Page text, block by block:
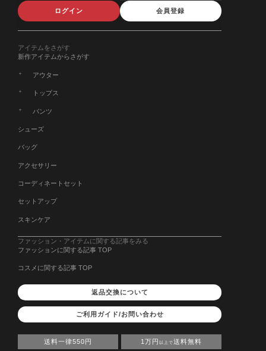
ログイン 会員登録
アイテムをさがす
新作アイテムからさがす
アウター
トップス
パンツ
シューズ
バッグ
アクセサリー
コーディネートセット
セットアップ
スキンケア
ファッション・アイテムに関する記事をみる
ファッションに関する記事 TOP
コスメに関する記事 TOP
返品交換について
ご利用ガイド/お問い合わせ
送料一律550円 1万円 以上で送料無料